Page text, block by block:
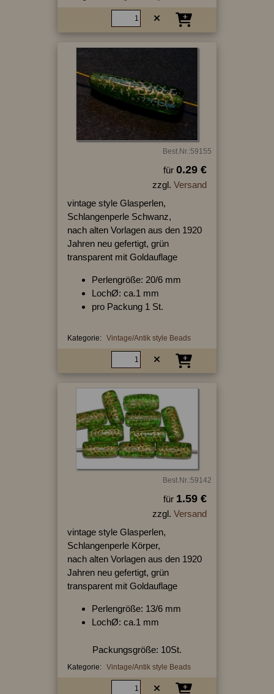
Best.Nr.:59155
für 0.29 €
zzgl. Versand
vintage style Glasperlen,
Schlangenperle Schwanz,
nach alten Vorlagen aus den 1920
Jahren neu gefertigt, grün
transparent mit Goldauflage
Perlengröße: 20/6 mm
LochØ: ca.1 mm
pro Packung 1 St.
Kategorie: Vintage/Antik style Beads
Best.Nr.:59142
für 1.59 €
zzgl. Versand
vintage style Glasperlen,
Schlangenperle Körper,
nach alten Vorlagen aus den 1920
Jahren neu gefertigt, grün
transparent mit Goldauflage
Perlengröße: 13/6 mm
LochØ: ca.1 mm
Packungsgröße: 10St.
Kategorie: Vintage/Antik style Beads